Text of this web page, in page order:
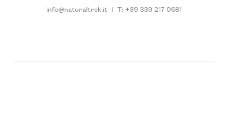
info@naturaltrek.it | T: +39 339 217 0681